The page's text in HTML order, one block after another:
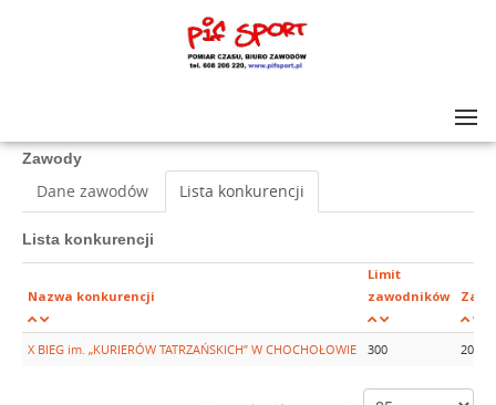
X BIEG im. „KURIERÓW TATRZAŃSKICH” W CHOCHOŁOWIE
Zawody
Dane zawodów Lista konkurencji
Lista konkurencji
Nazwa konkurencji
Limit
zawodników
X BIEG im. „KURIERÓW TATRZAŃSKICH” W CHOCHOŁOWIE 300 2018-